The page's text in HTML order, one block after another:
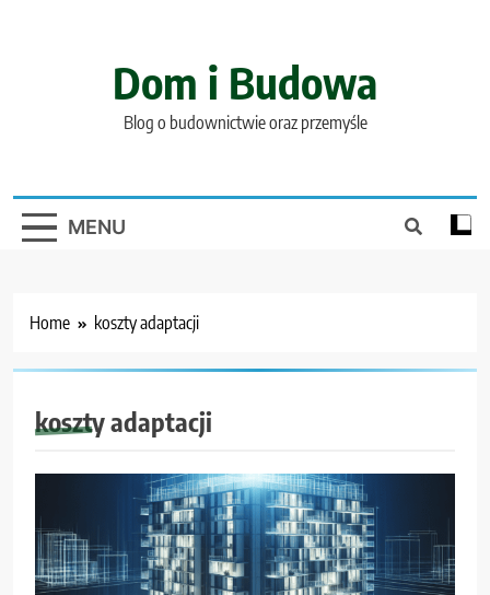
Dom i Budowa
Blog o budownictwie oraz przemyśle
MENU
Home koszty adaptacji
koszty adaptacji